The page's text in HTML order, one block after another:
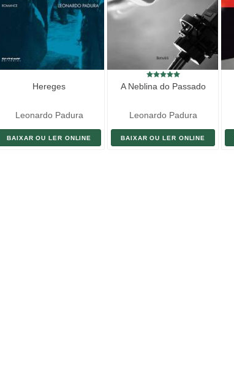
Hereges
Leonardo Padura
BAIXAR OU LER ONLINE
A Neblina do Passado
Leonardo Padura
BAIXAR OU LER ONLINE